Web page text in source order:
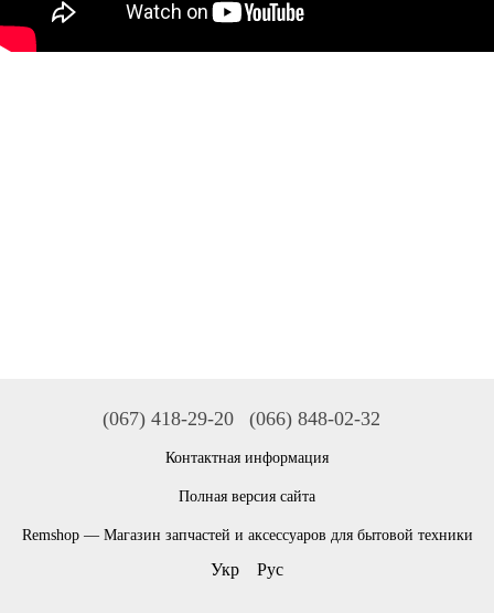
(067) 418-29-20 (066) 848-02-32
Контактная информация
Полная версия сайта
Remshop — Магазин запчастей и аксессуаров для бытовой техники
Укр Рус